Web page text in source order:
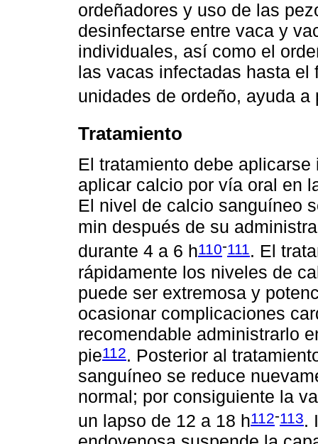
ordeñadores y uso de las
desinfectarse entre vaca y
individuales, así como el
las vacas infectadas hasta
unidades de ordeño, ayuda
Tratamiento
El tratamiento debe
aplicar calcio por vía oral en
El nivel de calcio sanguíneo
min después de su
durante 4 a 6 h110-111 . El
rápidamente los niveles de
puede ser extremosa y
ocasionar complicaciones
recomendable administrarlo
pie112. Posterior al
sanguíneo se reduce
normal; por consiguiente la
un lapso de 12 a 18 h112-113.